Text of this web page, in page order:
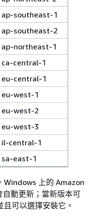
ap-southeast-1
ap-southeast-2
ap-northeast-1
ca-central-1
eu-central-1
eu-west-1
eu-west-2
eu-west-3
il-central-1
sa-east-1
Windows 上的 Amazon
動更新；當新版本可
可以選擇安裝它。